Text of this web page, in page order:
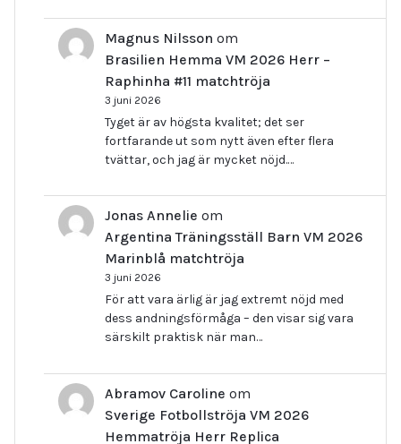
Magnus Nilsson om
Brasilien Hemma VM 2026 Herr –
Raphinha #11 matchtröja
3 juni 2026
Tyget är av högsta kvalitet; det ser
fortfarande ut som nytt även efter flera
tvättar, och jag är mycket nöjd.…
Jonas Annelie om
Argentina Träningsställ Barn VM 2026
Marinblå matchtröja
3 juni 2026
För att vara ärlig är jag extremt nöjd med
dess andningsförmåga – den visar sig vara
särskilt praktisk när man…
Abramov Caroline om
Sverige Fotbollströja VM 2026
Hemmatröja Herr Replica